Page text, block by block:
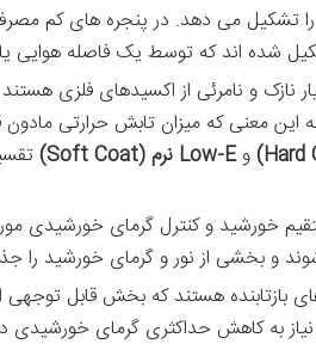
را تشکیل می دهد. در پنجره های کم
شده اند که توسط یک فاصله هوایی یا
نازک و نامرئی از اکسیدهای فلزی هستند
این معنی که میزان تابش حرارتی مادون
و Low-E نرم(Soft Coat)
خورشید و کنترل گرمای خورشیدی
و بخشی از نورو گرمای خورشید را
بازتابنده هستند که بخش قابل توجهی
نیازبه کاهش حداکثری گرمای خورشیدی